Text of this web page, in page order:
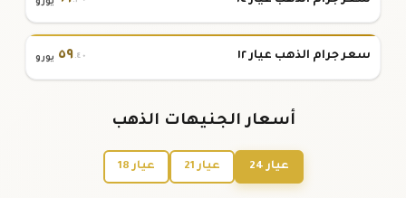
سعر جرام الذهب عيار ١٢ ٥٩.٤٠ يورو
أسعار الجنيهات الذهب
عيار 24 عيار 21 عيار 18